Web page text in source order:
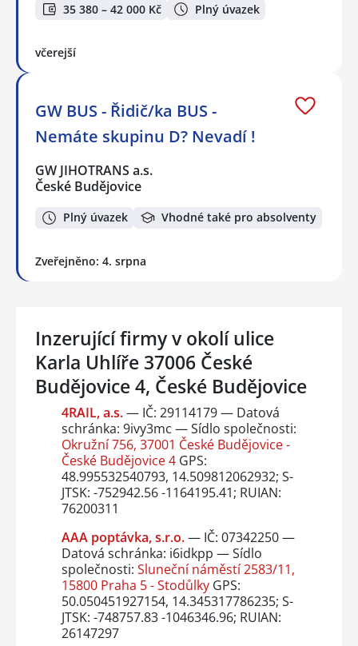
35 380 – 42 000 Kč Plný úvazek
včerejší
GW BUS - Řidič/ka BUS -
Nemáte skupinu D? Nevadí !
GW JIHOTRANS a.s.
České Budějovice
Plný úvazek Vhodné také pro absolventy
Zveřejněno: 4. srpna
Inzerující firmy v okolí ulice
Karla Uhlíře 37006 České
Budějovice 4, České Budějovice
4RAIL, a.s.— IČ: 29114179 — Datová
schránka: 9ivy3mc — Sídlo společnosti:
Okružní 756, 37001 České Budějovice -
České Budějovice 4GPS:
48.995532540793, 14.509812062932; S-
JTSK: -752942.56 -1164195.41; RUIAN:
76200311
AAA poptávka, s.r.o.— IČ: 07342250 —
Datová schránka: i6idkpp — Sídlo
společnosti: Sluneční náměstí 2583/11,
15800 Praha 5 - StodůlkyGPS:
50.050451927154, 14.345317786235; S-
JTSK: -748757.83 -1046346.96; RUIAN:
26147297